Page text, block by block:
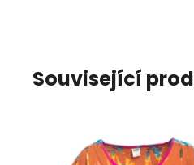
Související